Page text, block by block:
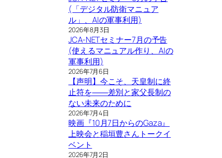
(「デジタル防衛マニュア
ル」、AIの軍事利用)
2026年8月3日
JCA-NETセミナー7月の予告
(使えるマニュアル作り、AIの
軍事利用)
2026年7月6日
【声明】今こそ、天皇制に終
止符を――差別と家父長制の
ない未来のために
2026年7月4日
映画『10月7日からのGaza』
上映会と稲垣豊さんトークイ
ベント
2026年7月2日